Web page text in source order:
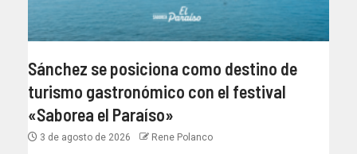
Sánchez se posiciona como destino de
turismo gastronómico con el festival
«Saborea el Paraíso»
3 de agosto de 2026 Rene Polanco